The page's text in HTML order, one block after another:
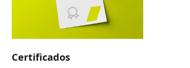
Certificados